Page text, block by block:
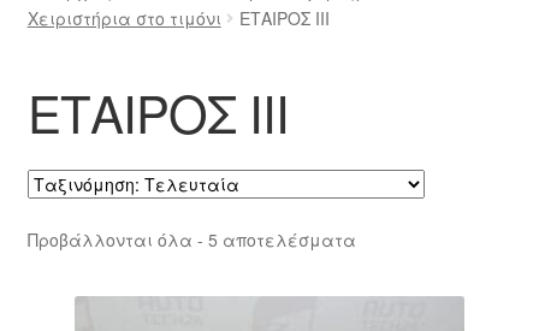
Διαδικασία Παραπόνων
Καροτσάκι
Μεταφορά
Χειριστήρια στο τιμόνι
ΕΤΑΙΡΟΣ III
ΕΤΑΙΡΟΣ III
Προβάλλονται όλα - 5 αποτελέσματαSorted
latest